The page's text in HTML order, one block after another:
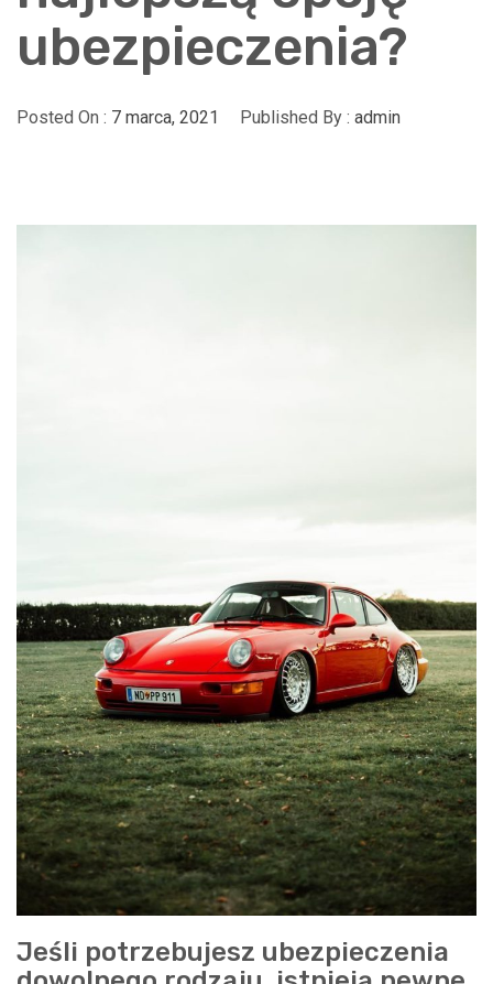
ubezpieczenia?
Posted On : 7 marca, 2021 Published By : admin
Jeśli potrzebujesz ubezpieczenia